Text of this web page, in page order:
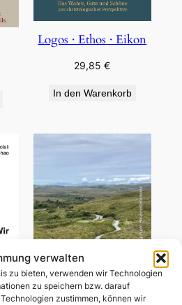
verwalten
zu bieten, verwenden wir Technologien
zu speichern bzw. darauf
zustimmen, können wir
Logos · Ethos · Eikon
29,85€
In den Warenkorb